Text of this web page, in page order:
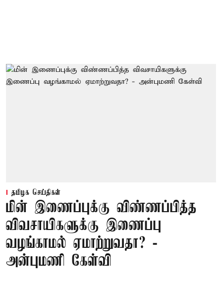
தமிழக செய்திகள்
மின் இணைப்புக்கு விண்ணப்பித்த
விவசாயிகளுக்கு இணைப்பு
வழங்காமல் ஏமாற்றுவதா? -
அன்புமணி கேள்வி